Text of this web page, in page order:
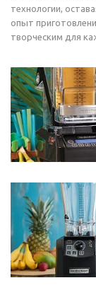
технологии,
опыт
творческим для